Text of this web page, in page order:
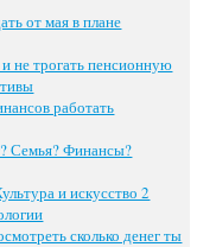
от мая в плане
не трогать пенсионную
работать
Семья? Финансы?
и искусство 2
сколько денег ты